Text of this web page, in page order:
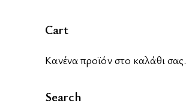
Cart
Κανένα προϊόν στο καλάθι σας.
Search